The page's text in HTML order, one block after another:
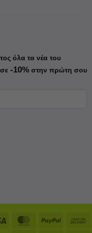
όλα τα νέα του
-10%στην πρώτη σου
Visa MasterCard
PayPal